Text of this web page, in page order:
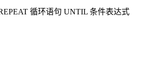
循环语句 UNTIL 条件表达式